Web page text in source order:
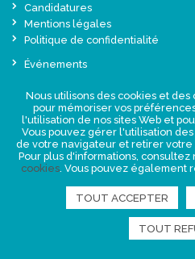
Candidatures
Mentions légales
Politique de confidentialité
Événements
Une offre globale sur-mesure
Presse
Nous utilisons des cookies et des
pour mémoriser vos
l'utilisation de nos sites Web et
Vous pouvez gérer l'utilisation
de votre navigateur et retirer votre
Pour plus d'informations, consultez
cookies. Vous pouvez également
TOUT ACCEPTER
TOUT